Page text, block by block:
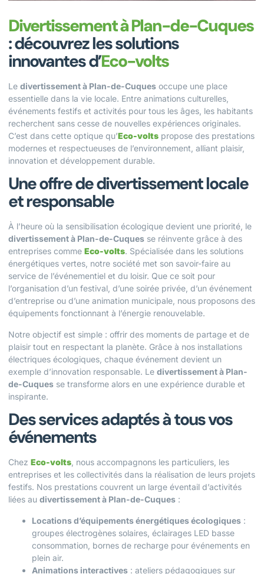
Divertissement à Plan-de-Cuques
: découvrez les solutions
innovantes d’Eco-volts
Le divertissement à Plan-de-Cuques occupe une place
essentielle dans la vie locale. Entre animations culturelles,
événements festifs et activités pour tous les âges, les habitants
recherchent sans cesse de nouvelles expériences originales.
C’est dans cette optique qu’Eco-volts propose des prestations
modernes et respectueuses de l’environnement, alliant plaisir,
innovation et développement durable.
Une offre de divertissement locale
et responsable
À l’heure où la sensibilisation écologique devient une priorité, le
divertissement à Plan-de-Cuques se réinvente grâce à des
entreprises comme Eco-volts. Spécialisée dans les solutions
énergétiques vertes, notre société met son savoir-faire au
service de l’événementiel et du loisir. Que ce soit pour
l’organisation d’un festival, d’une soirée privée, d’un événement
d’entreprise ou d’une animation municipale, nous proposons des
équipements fonctionnant à l’énergie renouvelable.
Notre objectif est simple : offrir des moments de partage et de
plaisir tout en respectant la planète. Grâce à nos installations
électriques écologiques, chaque événement devient un
exemple d’innovation responsable. Le divertissement à Plan-
de-Cuques se transforme alors en une expérience durable et
inspirante.
Des services adaptés à tous vos
événements
Chez Eco-volts , nous accompagnons les particuliers, les
entreprises et les collectivités dans la réalisation de leurs projets
festifs. Nos prestations couvrent un large éventail d’activités
liées au divertissement à Plan-de-Cuques :
Locations d’équipements énergétiques écologiques :
groupes électrogènes solaires, éclairages LED basse
consommation, bornes de recharge pour événements en
plein air.
Animations interactives : ateliers pédagogiques sur